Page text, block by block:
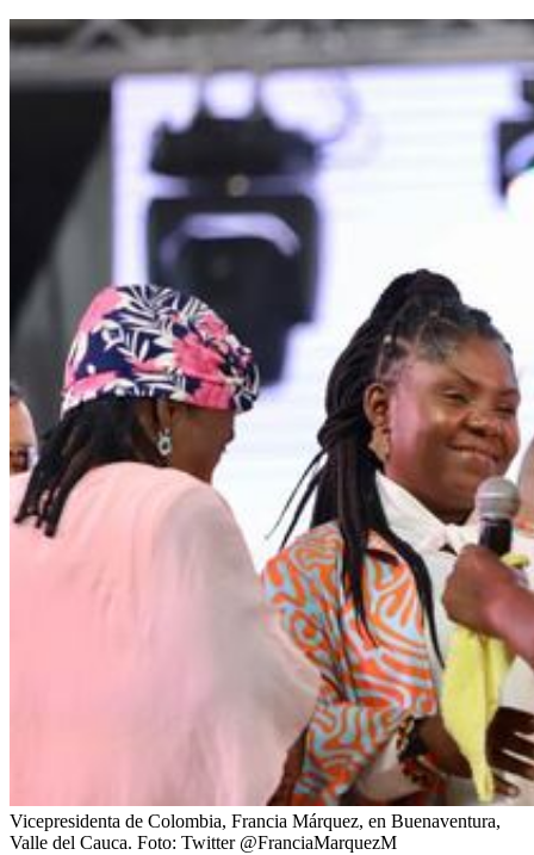
Vicepresidenta de Colombia, Francia Márquez, en Buenaventura,
Valle del Cauca. Foto: Twitter @FranciaMarquezM